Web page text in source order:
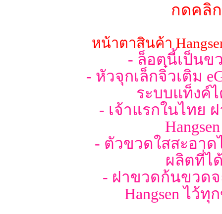
กดคลิ
หน้าตาสินค้า
- ล็อตนี้เป็นข
- หัวจุกเล็กจิ๋วเติม
ระบบแท็งค์
- เจ้าแรกในไทย
- ตัวขวดใสสะอา
ผลิตที่ไ
- ฝาขวดก้นขวด
Hangsen ไว้